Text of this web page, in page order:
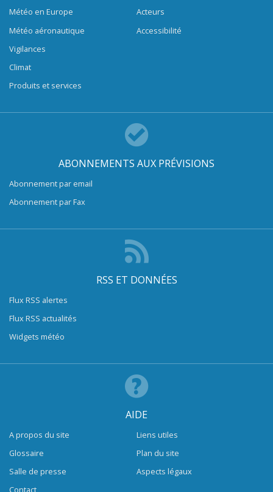
Météo en Europe
Météo aéronautique
Vigilances
Climat
Produits et services
Acteurs
Accessibilité
ABONNEMENTS AUX PRÉVISIONS
Abonnement par email
Abonnement par Fax
RSS ET DONNÉES
Flux RSS alertes
Flux RSS actualités
Widgets météo
AIDE
A propos du site
Glossaire
Salle de presse
Contact
Liens utiles
Plan du site
Aspects légaux